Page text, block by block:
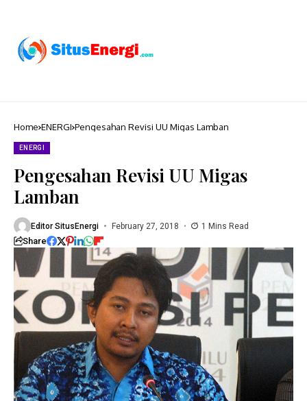
Home ENERGI Pengesahan Revisi UU Migas Lamban
ENERGI
Pengesahan Revisi UU Migas
Lamban
Editor SitusEnergi February 27, 2018 1 Mins Read
Share